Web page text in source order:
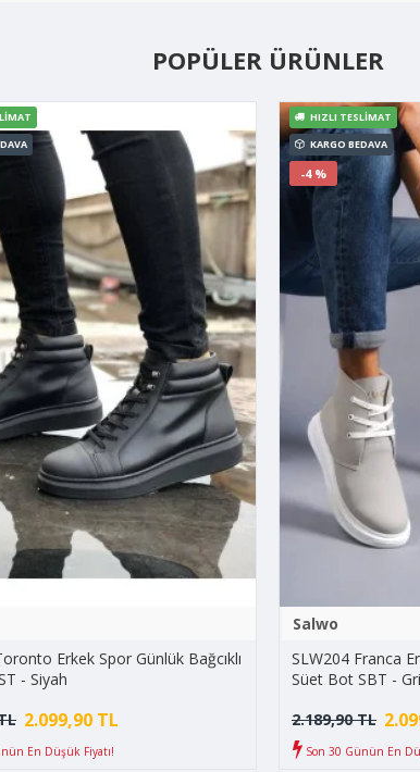
POPÜLER ÜRÜNLER
Erkek Spor Günlük Bağcıklı
- Siyah
2.099,90 TL
En Düşük Fiyatı!
KARGO BEDAVA
HIZLI TESLIMAT
-4 %
Salwo
SLW204 Franca
Süet Bot SBT - Gri
2.189,90 TL
Son 30 Günün En